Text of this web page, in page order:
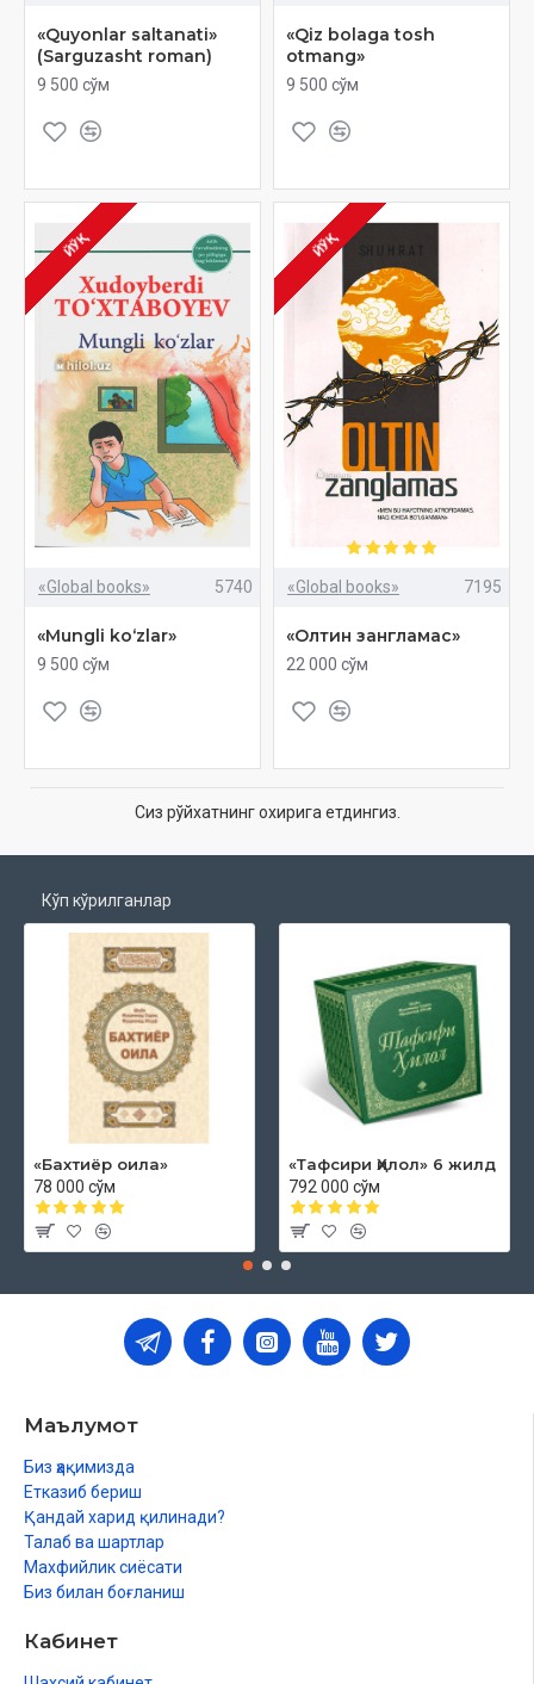
«Quyonlar saltanati»
(Sarguzasht roman)
9 500 сўм
«Qiz bolaga tosh
otmang»
9 500 сўм
ЙЎҚ
«Global books» 5740
«Mungli ko‘zlar»
9 500 сўм
ЙЎҚ
«Global books» 7195
«Олтин зангламас»
22 000 сўм
Сиз рўйхатнинг охирига етдингиз.
Кўп кўрилганлар
«Бахтиёр оила»
78 000 сўм
«Тафсири Ҳилол» 6 жилд
792 000 сўм
Маълумот
Биз ҳақимизда
Етказиб бериш
Қандай харид қилинади?
Талаб ва шартлар
Махфийлик сиёсати
Биз билан боғланиш
Кабинет